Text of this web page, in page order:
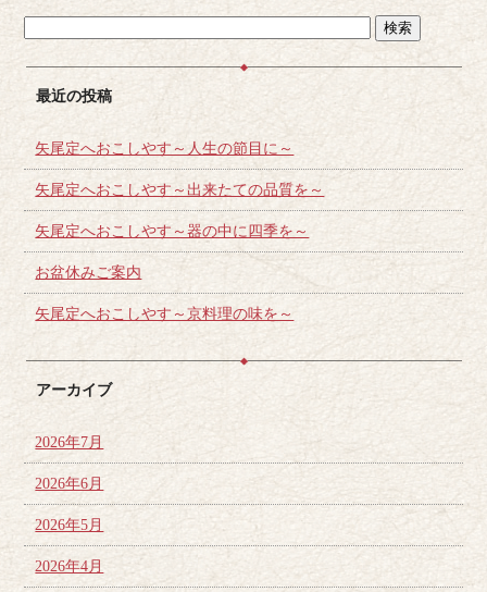
最近の投稿
矢尾定へおこしやす～人生の節目に～
矢尾定へおこしやす～出来たての品質を～
矢尾定へおこしやす～器の中に四季を～
お盆休みご案内
矢尾定へおこしやす～京料理の味を～
アーカイブ
2026年7月
2026年6月
2026年5月
2026年4月